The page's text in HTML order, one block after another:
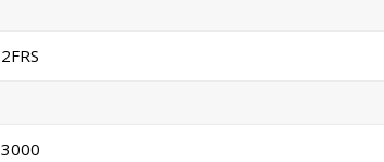
2FRS
3000